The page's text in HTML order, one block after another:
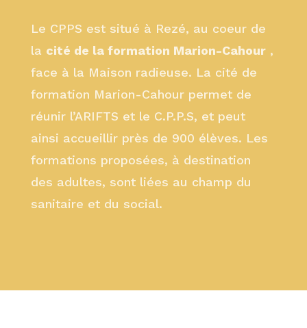
Le CPPS est situé à Rezé, au coeur de
la cité de la formation Marion-Cahour,
face à la Maison radieuse. La cité de
formation Marion-Cahour permet de
réunir l’ARIFTS et le C.P.P.S, et peut
ainsi accueillir près de 900 élèves. Les
formations proposées, à destination
des adultes, sont liées au champ du
sanitaire et du social.